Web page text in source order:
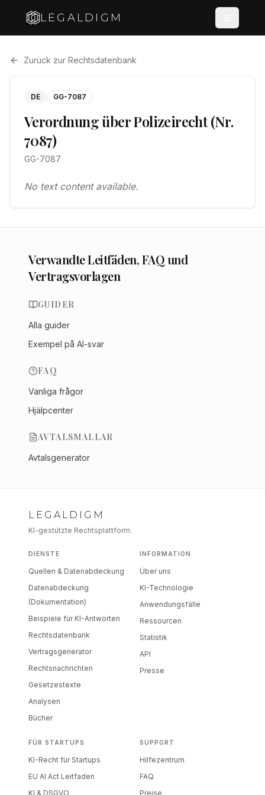
LEGALDIGM
Zurück zur Rechtsdatenbank
DE GG-7087
Verordnung über Polizeirecht (Nr.
7087)
GG-7087
No text content available.
Verwandte Leitfäden, FAQ und
Vertragsvorlagen
GUIDER
Alla guider
Exempel på AI-svar
FAQ
Vanliga frågor
Hjälpcenter
AVTALSMALLAR
Avtalsgenerator
LEGALDIGM
KI-gestützte Rechtsplattform.
DIENSTE
Quellen & Datenabdeckung
Datenabdeckung
(Dokumentation)
Beispiele für KI-Antworten
Rechtsdatenbank
Vertragsgenerator
Rechtsnachrichten
Gesetzestexte
Analysen
Bücher
INFORMATION
Über uns
KI-Technologie
Anwendungsfälle
Ressourcen
Statistik
API
Presse
FÜR STARTUPS
KI-Recht für Startups
EU AI Act Leitfaden
KI & DSGVO
SUPPORT
Hilfezentrum
FAQ
Preise